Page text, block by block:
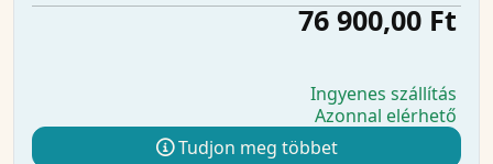
76 900,00 Ft
Ingyenes szállítás
Azonnal elérhető
Tudjon meg többet